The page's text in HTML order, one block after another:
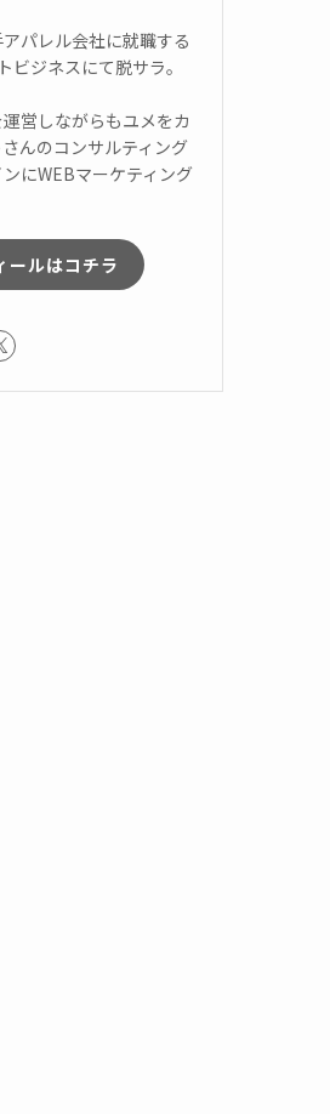
パレル会社に就職する
ジネスにて脱サラ。
営しながらもユメをカ
んのコンサルティング
にWEBマーケティング
ールはコチラ